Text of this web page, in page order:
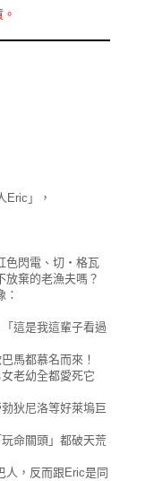
Eric」，
色閃電、切‧格瓦
放棄的老漁夫嗎？
這是我這輩子看過
馬都慕名而來！
老幼全都愛死它
狄尼洛等好萊塢巨
命關頭」都破天荒
人，反而跟Eric是同